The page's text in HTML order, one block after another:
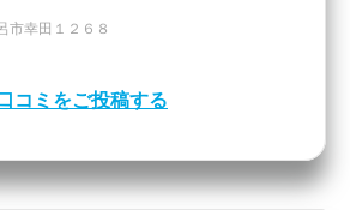
市幸田１２６８
口コミをご投稿する